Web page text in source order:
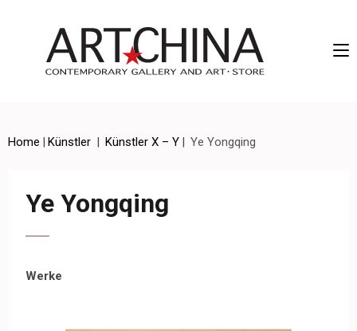
Home | Künstler | Künstler X – Y | Ye Yongqing
Ye Yongqing
Werke